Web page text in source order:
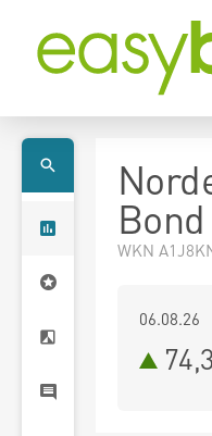
WKN
06.08.26